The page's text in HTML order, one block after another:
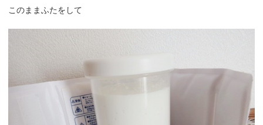
このままふたをして